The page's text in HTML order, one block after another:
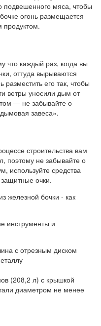
подвешенного мяса, чтобы
огонь размещается
что каждый раз, когда вы
оттуда вырываются
его так, чтобы
ветры уносили дым от
— не забывайте о
завеса».
строительства вам
поэтому не забывайте о
используйте средства
очки.
инструменты и
с отрезным диском
(208,2 л) с крышкой
диаметром не менее